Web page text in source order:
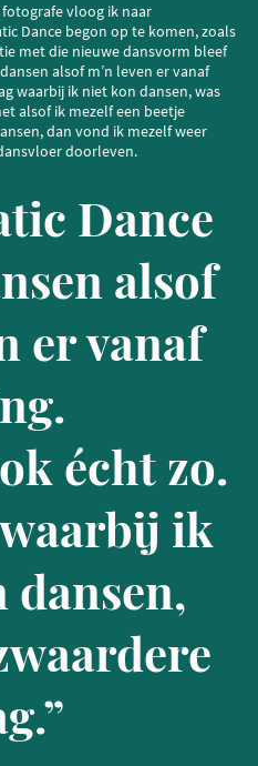
vloog ik naar
Dance begon op te komen, zoals
met die nieuwe dansvorm bleef
alsof m’n leven er vanaf
waarbij ik niet kon dansen, was
alsof ik mezelf een beetje
dan vond ik mezelf weer
doorleven.
Dance
alsof
er vanaf
écht zo.
ik